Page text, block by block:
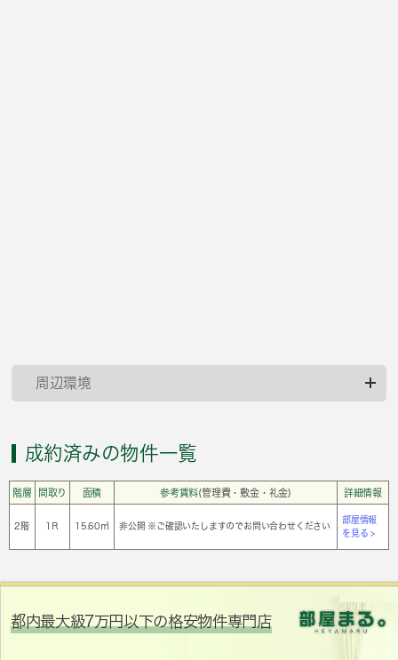
周辺環境
成約済みの物件一覧
階層 間取り 面積 参考賃料(管理費・敷金・礼金) 詳細情報
2階 1Ｒ 15.60㎡ 非公開 ※ご確認いたしますのでお問い合わせください
部屋情報
を見る >
都内最大級7万円以下の格安物件専門店